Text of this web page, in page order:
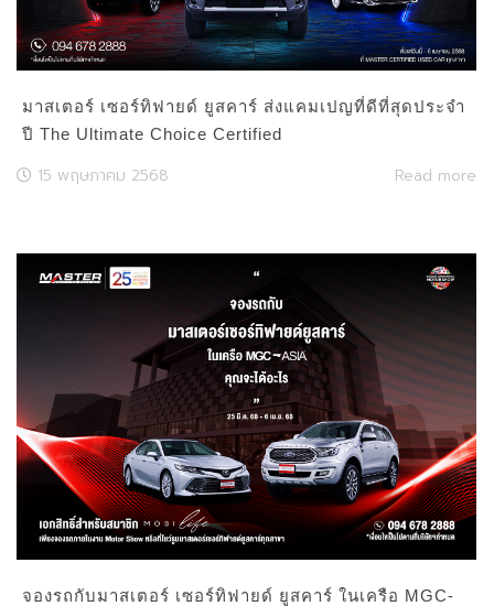
มาสเตอร์ เซอร์ทิฟายด์ ยูสคาร์ ส่งแคมเปญที่ดีที่สุดประจำ
ปี The Ultimate Choice Certified
15 พฤษภาคม 2568 Read more
จองรถกับมาสเตอร์ เซอร์ทิฟายด์ ยูสคาร์ ในเครือ MGC-